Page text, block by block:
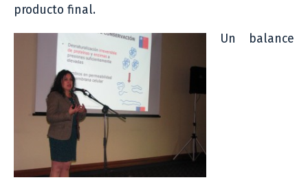
producto final.
Un balance